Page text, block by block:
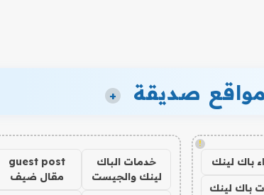
مواقع صديقة +
!
باك لينك
باك لينك
خدمات الباك
لينك والجيست
guest post
مقال ضيف